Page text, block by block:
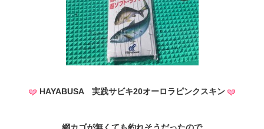
HAYABUSA 実践サビキ20オーロラピンクスキン